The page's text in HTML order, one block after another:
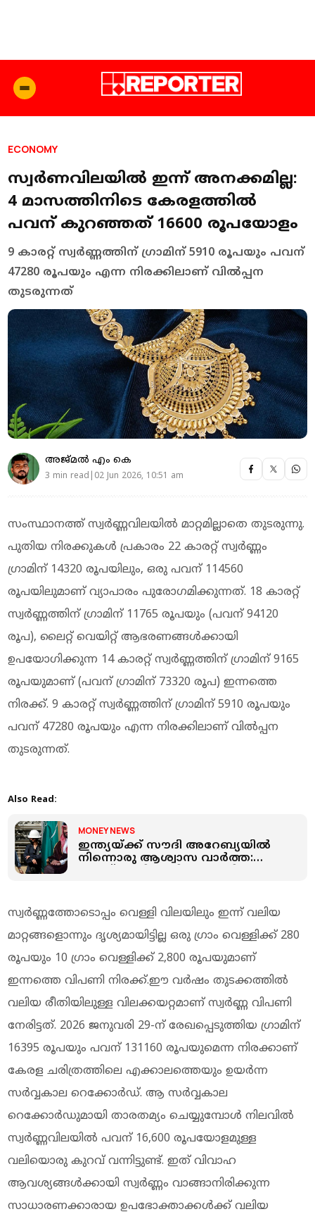
ECONOMY
സ്വർണവിലയില്‍ ഇന്ന് അനക്കമില്ല:
4 മാസത്തിനിടെ കേരളത്തില്‍
പവന് കുറഞ്ഞത് 16600 രൂപയോളം
9 കാരറ്റ് സ്വർണ്ണത്തിന് ഗ്രാമിന് 5910 രൂപയും പവന്
47280 രൂപയും എന്ന നിരക്കിലാണ് വില്‍പ്പന
തുടരുന്നത്
അജ്മല്‍ എം കെ
3 min read|02 Jun 2026, 10:51 am
സംസ്ഥാനത്ത് സ്വർണ്ണവിലയിൽ മാറ്റമില്ലാതെ തുടരുന്നു.
പുതിയ നിരക്കുകൾ പ്രകാരം 22 കാരറ്റ് സ്വർണ്ണം
ഗ്രാമിന് 14320 രൂപയിലും, ഒരു പവന് 114560
രൂപയിലുമാണ് വ്യാപാരം പുരോഗമിക്കുന്നത്. 18 കാരറ്റ്
സ്വർണ്ണത്തിന് ഗ്രാമിന് 11765 രൂപയും (പവന് 94120
രൂപ), ലൈറ്റ് വെയിറ്റ് ആഭരണങ്ങൾക്കായി
ഉപയോഗിക്കുന്ന 14 കാരറ്റ് സ്വർണ്ണത്തിന് ഗ്രാമിന് 9165
രൂപയുമാണ് (പവന് ഗ്രാമിന് 73320 രൂപ) ഇന്നത്തെ
നിരക്ക്. 9 കാരറ്റ് സ്വർണ്ണത്തിന് ഗ്രാമിന് 5910 രൂപയും
പവന് 47280 രൂപയും എന്ന നിരക്കിലാണ് വില്‍പ്പന
തുടരുന്നത്.
Also Read:
MONEY NEWS
ഇന്ത്യയ്ക്ക് സൗദി അറേബ്യയില്‍
നിന്നൊരു ആശ്വാസ വാർത്ത:
സ്വർണ്ണത്തോടൊപ്പം വെള്ളി വിലയിലും ഇന്ന് വലിയ
മാറ്റങ്ങളൊന്നും ദൃശ്യമായിട്ടില്ല ഒരു ഗ്രാം വെള്ളിക്ക് 280
രൂപയും 10 ഗ്രാം വെള്ളിക്ക് 2,800 രൂപയുമാണ്
ഇന്നത്തെ വിപണി നിരക്ക്.ഈ വർഷം തുടക്കത്തിൽ
വലിയ രീതിയിലുള്ള വിലക്കയറ്റമാണ് സ്വർണ്ണ വിപണി
നേരിട്ടത്. 2026 ജനുവരി 29-ന് രേഖപ്പെടുത്തിയ ഗ്രാമിന്
16395 രൂപയും പവന് 131160 രൂപയുമെന്ന നിരക്കാണ്
കേരള ചരിത്രത്തിലെ എക്കാലത്തെയും ഉയർന്ന
സർവ്വകാല റെക്കോർഡ്. ആ സർവ്വകാല
റെക്കോർഡുമായി താരതമ്യം ചെയ്യുമ്പോൾ നിലവിൽ
സ്വർണ്ണവിലയിൽ പവന് 16,600 രൂപയോളമുള്ള
വലിയൊരു കുറവ് വന്നിട്ടുണ്ട്. ഇത് വിവാഹ
ആവശ്യങ്ങൾക്കായി സ്വർണ്ണം വാങ്ങാനിരിക്കുന്ന
സാധാരണക്കാരായ ഉപഭോക്താക്കൾക്ക് വലിയ